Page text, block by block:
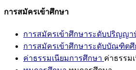
การสมัครเข้าศึกษา
การสมัครเข้าศึกษาระดับปริญญ
การสมัครเข้าศึกษาระดับบัณฑิตศึ
ค่าธรรมเนียมการศึกษา ค่าธรรม